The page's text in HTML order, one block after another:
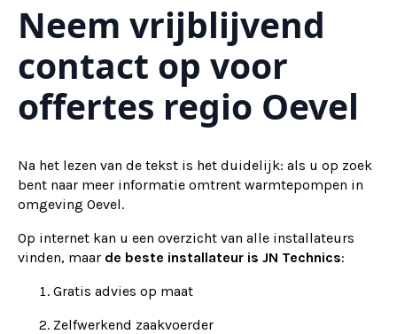
Neem vrijblijvend
contact op voor
offertes regio Oevel
Na het lezen van de tekst is het duidelijk: als u op zoek
bent naar meer informatie omtrent warmtepompen in
omgeving Oevel.
Op internet kan u een overzicht van alle installateurs
vinden, maar de beste installateur is JN Technics:
Gratis advies op maat
Zelfwerkend zaakvoerder